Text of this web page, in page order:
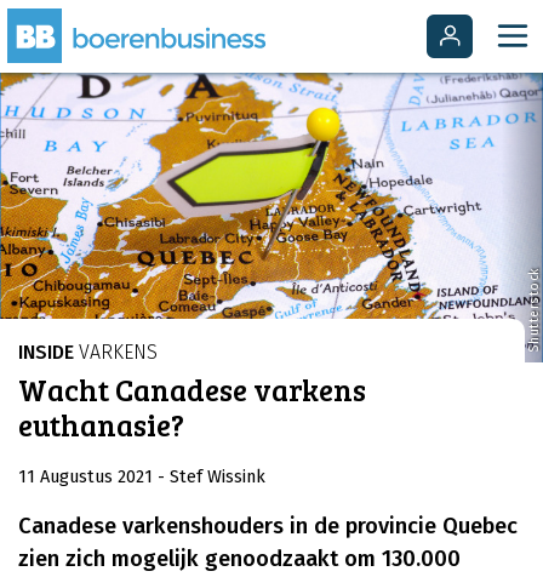
Shutterstock
INSIDE VARKENS
Wacht Canadese varkens
euthanasie?
11 Augustus 2021 - Stef Wissink
Canadese varkenshouders in de provincie Quebec
zien zich mogelijk genoodzaakt om 130.000